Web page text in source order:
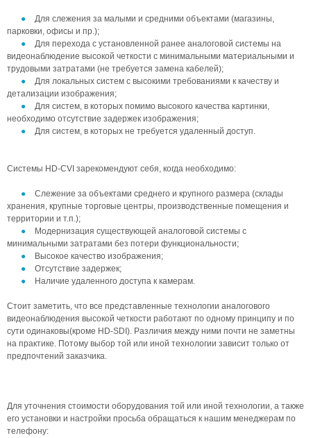
Для слежения за малыми и средними объектами (магазины,
парковки, офисы и пр.);
Для перехода с установленной ранее аналоговой системы на
видеонаблюдение высокой четкости с минимальными материальными и
трудовыми затратами (не требуется замена кабелей);
Для локальных систем с высокими требованиями к качеству и
детализации изображения;
Для систем, в которых помимо высокого качества картинки,
необходимо отсутствие задержек изображения;
Для систем, в которых не требуется удаленный доступ.
Системы HD-CVI зарекомендуют себя, когда необходимо:
Слежение за объектами среднего и крупного размера (склады
хранения, крупные торговые центры, производственные помещения и
территории и т.п.);
Модернизация существующей аналоговой системы с
минимальными затратами без потери функциональности;
Высокое качество изображения;
Отсутствие задержек;
Наличие удаленного доступа к камерам.
Стоит заметить, что все представленные технологии аналогового
видеонаблюдения высокой четкости работают по одному принципу и по
сути одинаковы(кроме HD-SDI). Различия между ними почти не заметны
на практике. Потому выбор той или иной технологии зависит только от
предпочтений заказчика.
Для уточнения стоимости оборудования той или иной технологии, а также
его установки и настройки просьба обращаться к нашим менеджерам по
телефону: